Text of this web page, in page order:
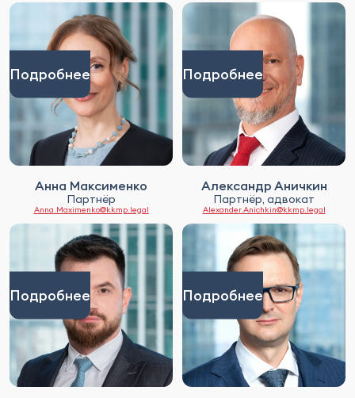
Подробнее
Анна Максименко
Партнёр
Anna.Maximenko@kkmp.legal
Подробнее
Александр Аничкин
Партнёр, адвокат
Alexander.Anichkin@kkmp.legal
Подробнее Подробнее